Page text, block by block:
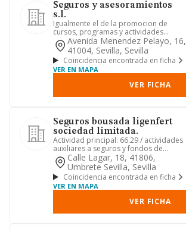
Seguros y asesoramientos
s.l.
Igualmente el de la promocion de
cursos, programas y actividades
relacionadas con la formacion no r...
Avenida Menendez Pelayo, 16,
41004, Sevilla, Sevilla
Coincidencia encontrada en ficha
VER EN MAPA
VER FICHA
Seguros bousada ligenfert
sociedad limitada.
Actividad principal: 66.29 / actividades
auxiliares a seguros y fondos de
pensiones n.c.o.p. otras ...
Calle Lagar, 18, 41806,
Umbrete Sevilla, Sevilla
Coincidencia encontrada en ficha
VER EN MAPA
VER FICHA